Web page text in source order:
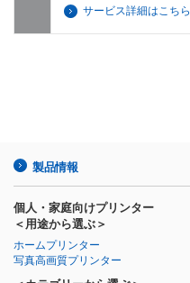
サービス詳細はこちら
製品情報
個人・家庭向けプリンター
＜用途から選ぶ＞
ホームプリンター
写真高画質プリンター